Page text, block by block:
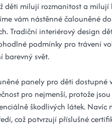
děti milují rozmanitost a milují
vám nástěnné čalouněné
Tradiční interiérový design
podmínky pro trávení
barevný svět.
panely pro děti dostupné
pro nejmenší, protože
škodlivých látek.
což potvrzují příslušné